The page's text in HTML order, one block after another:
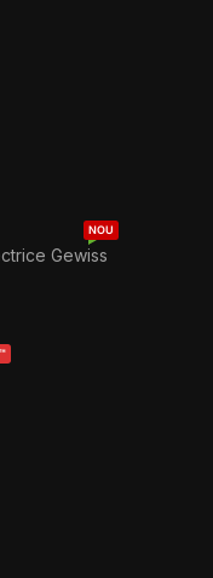
Gewiss
NOU